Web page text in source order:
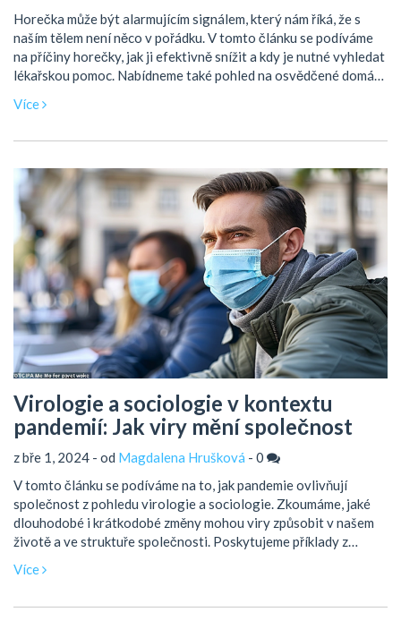
Horečka může být alarmujícím signálem, který nám říká, že s
naším tělem není něco v pořádku. V tomto článku se podíváme
na příčiny horečky, jak ji efektivně snížit a kdy je nutné vyhledat
lékařskou pomoc. Nabídneme také pohled na osvědčené domácí
nežádoucí horečnaté období.
Více
Virologie a sociologie v kontextu
pandemií: Jak viry mění společnost
z bře 1, 2024 - od Magdalena Hrušková - 0
V tomto článku se podíváme na to, jak pandemie ovlivňují
společnost z pohledu virologie a sociologie. Zkoumáme, jaké
dlouhodobé i krátkodobé změny mohou viry způsobit v našem
životě a ve struktuře společnosti. Poskytujeme příklady z
podobné události lépe připravit. Celý článek je psán
Více